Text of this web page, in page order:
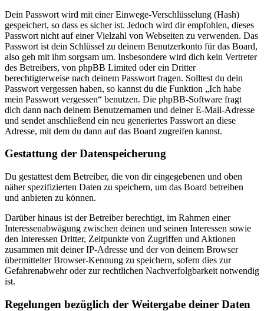
Dein Passwort wird mit einer Einwege-Verschlüsselung (Hash)
gespeichert, so dass es sicher ist. Jedoch wird dir empfohlen, dieses
Passwort nicht auf einer Vielzahl von Webseiten zu verwenden. Das
Passwort ist dein Schlüssel zu deinem Benutzerkonto für das Board,
also geh mit ihm sorgsam um. Insbesondere wird dich kein Vertreter
des Betreibers, von phpBB Limited oder ein Dritter
berechtigterweise nach deinem Passwort fragen. Solltest du dein
Passwort vergessen haben, so kannst du die Funktion „Ich habe
mein Passwort vergessen“ benutzen. Die phpBB-Software fragt
dich dann nach deinem Benutzernamen und deiner E-Mail-Adresse
und sendet anschließend ein neu generiertes Passwort an diese
Adresse, mit dem du dann auf das Board zugreifen kannst.
Gestattung der Datenspeicherung
Du gestattest dem Betreiber, die von dir eingegebenen und oben
näher spezifizierten Daten zu speichern, um das Board betreiben
und anbieten zu können.
Darüber hinaus ist der Betreiber berechtigt, im Rahmen einer
Interessenabwägung zwischen deinen und seinen Interessen sowie
den Interessen Dritter, Zeitpunkte von Zugriffen und Aktionen
zusammen mit deiner IP-Adresse und der von deinem Browser
übermittelter Browser-Kennung zu speichern, sofern dies zur
Gefahrenabwehr oder zur rechtlichen Nachverfolgbarkeit notwendig
ist.
Regelungen bezüglich der Weitergabe deiner Daten